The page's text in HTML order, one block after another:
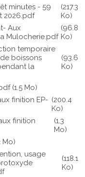
minutes - 59
2026.pdf
(217.3
Ko)
Aux
Mulocherie.pdf
(96.8
Ko)
temporaire
boissons
la
(93.6
Ko)
(1.5 Mo)
finition EP- (200.4
Ko)
finition
(1.3
Mo)
Mo)
usage
(118.1
Ko)